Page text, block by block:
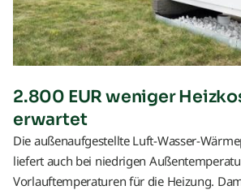
2.800 EUR weniger
erwartet
Die außenaufgestellte Luft-Wasser-
liefert auch bei niedrigen
Vorlauftemperaturen für die Heizung.